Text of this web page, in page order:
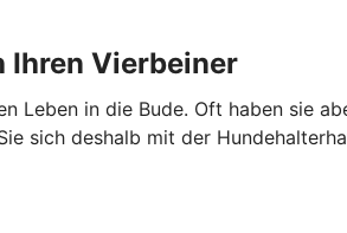
Ihren Vierbeiner
Leben in die Bude. Oft haben sie
sich deshalb mit der